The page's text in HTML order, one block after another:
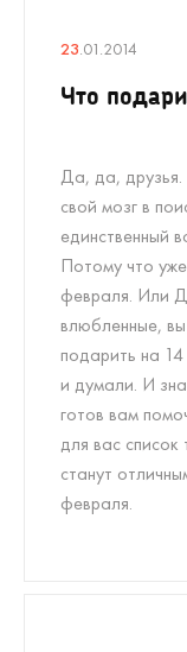
23.01.2014
Что
Да, да, друзья.
свой мозг в
единственный
Потому что
февраля. Или
влюбленные,
подарить на
и думали. И
готов вам
для вас
станут
февраля.